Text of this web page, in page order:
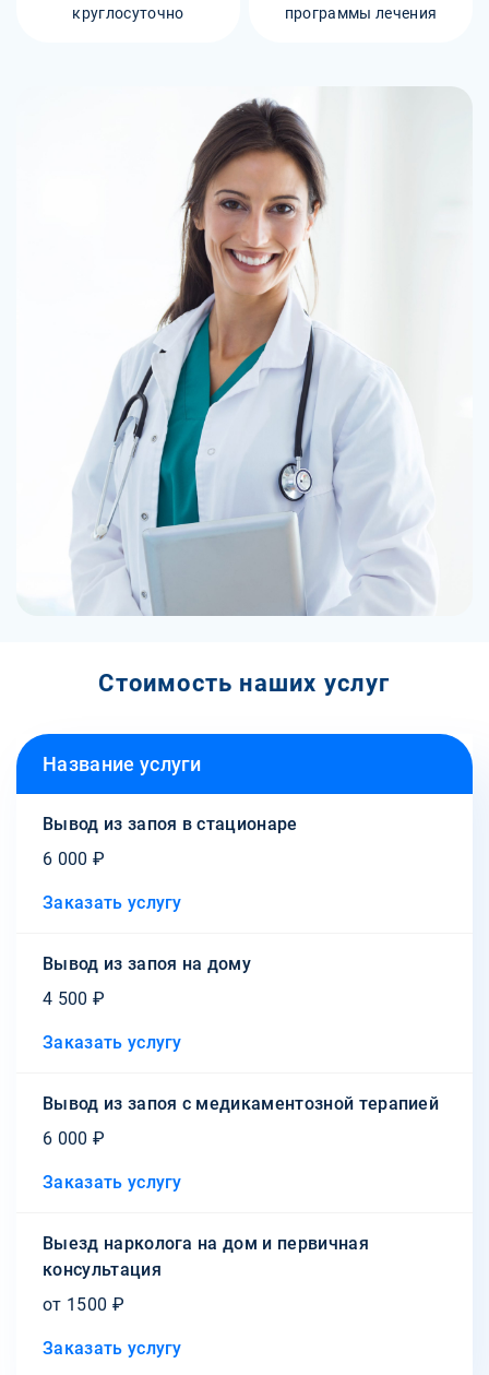
круглосуточно программы лечения
Стоимость наших услуг
Название услуги
Вывод из запоя в стационаре
6 000 ₽
Заказать услугу
Вывод из запоя на дому
4 500 ₽
Заказать услугу
Вывод из запоя с медикаментозной терапией
6 000 ₽
Заказать услугу
Выезд нарколога на дом и первичная
консультация
от 1500 ₽
Заказать услугу